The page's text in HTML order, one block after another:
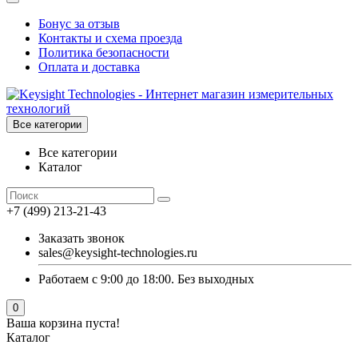
Бонус за отзыв
Контакты и схема проезда
Политика безопасности
Оплата и доставка
Все категории
Все категории
Каталог
+7 (499) 213-21-43
Заказать звонок
sales@keysight-technologies.ru
Работаем с 9:00 до 18:00. Без выходных
0
Ваша корзина пуста!
Каталог